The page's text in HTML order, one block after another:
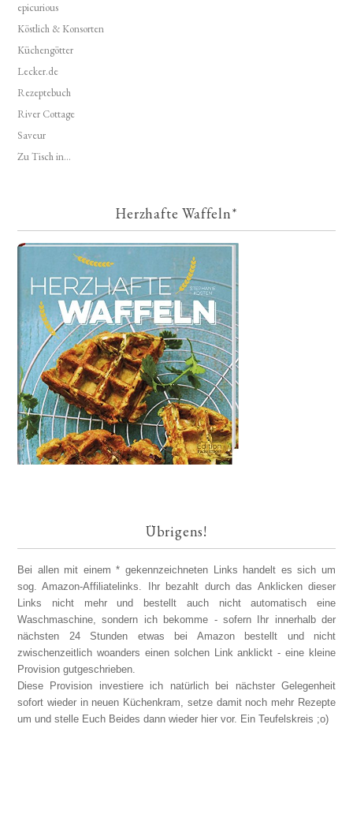
epicurious
Köstlich & Konsorten
Küchengötter
Lecker.de
Rezeptebuch
River Cottage
Saveur
Zu Tisch in...
Herzhafte Waffeln*
Übrigens!
Bei allen mit einem * gekennzeichneten Links handelt es sich um
sog. Amazon-Affiliatelinks. Ihr bezahlt durch das Anklicken dieser
Links nicht mehr und bestellt auch nicht automatisch eine
Waschmaschine, sondern ich bekomme - sofern Ihr innerhalb der
nächsten 24 Stunden etwas bei Amazon bestellt und nicht
zwischenzeitlich woanders einen solchen Link anklickt - eine kleine
Provision gutgeschrieben.
Diese Provision investiere ich natürlich bei nächster Gelegenheit
sofort wieder in neuen Küchenkram, setze damit noch mehr Rezepte
um und stelle Euch Beides dann wieder hier vor. Ein Teufelskreis ;o)